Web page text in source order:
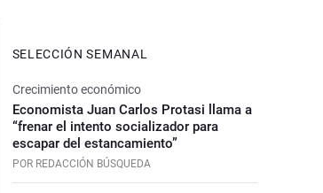
SELECCIÓN SEMANAL
Crecimiento económico
Economista Juan Carlos Protasi llama a
“frenar el intento socializador para
escapar del estancamiento”
POR REDACCIÓN BÚSQUEDA